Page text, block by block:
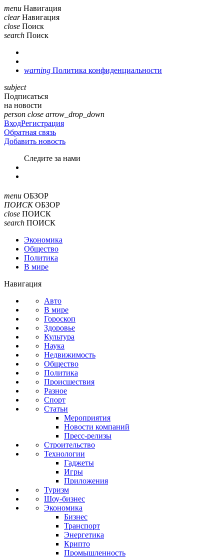
menu Навигация
clear Навигация
close Поиск
search Поиск
warning Политика конфиденциальности
subject
Подписаться
на новости
person close arrow_drop_down
ВходРегистрация
Обратная связь
Добавить новость
Cледите за нами
menu ОБЗОР
ПОИСК ОБЗОР
close ПОИСК
search ПОИСК
Экономика
Общество
Политика
В мире
Навигация
Авто
В мире
Гороскоп
Здоровье
Культура
Наука
Недвижимость
Общество
Политика
Происшествия
Разное
Спорт
Статьи
Мероприятия
Новости компаний
Пресс-релизы
Строительство
Технологии
Гаджеты
Игры
Приложения
Туризм
Шоу-бизнес
Экономика
Бизнес
Транспорт
Энергетика
Крипто
Промышленность